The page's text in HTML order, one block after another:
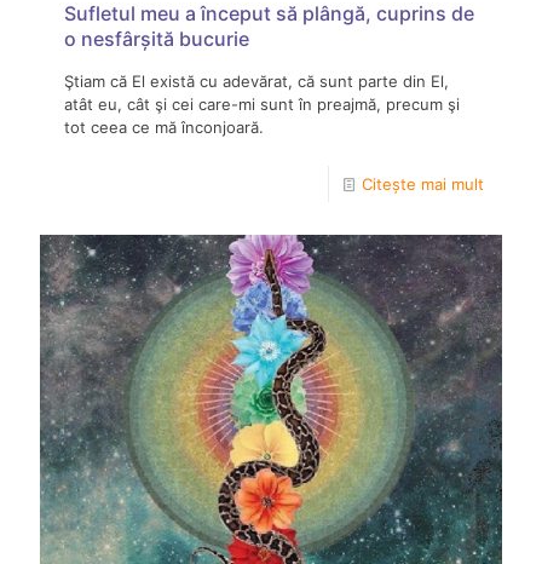
Sufletul meu a început să plângă, cuprins de
o nesfârșită bucurie
Ştiam că El există cu adevărat, că sunt parte din El,
atât eu, cât şi cei care-mi sunt în preajmă, precum şi
tot ceea ce mă înconjoară.
Citește mai mult